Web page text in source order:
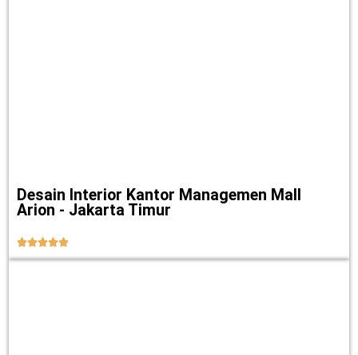
Desain Interior Kantor Managemen Mall
Arion - Jakarta Timur
